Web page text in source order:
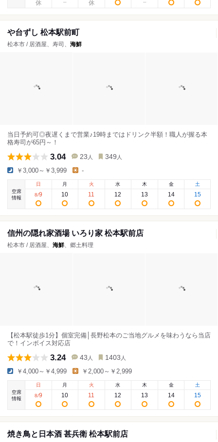
や台ずし 松本駅前町
松本市 / 居酒屋、寿司、 海鮮
当日予約可◎夜遅くまで営業♪19時まではドリンク半額！職人が握る本
格寿司が65円～！
3.04 23 人 349 人
￥3,000～￥3,999 -
空席
情報
日
8/9
月
10
火
11
水
12
木
13
金
14
土
15
信州の隠れ家酒場 いろり家 松本駅前店
松本市 / 居酒屋、 海鮮、郷土料理
【松本駅徒歩1分】個室完備│長野松本のご当地グルメを味わうなら当店
で！インボイス対応店
3.24 43 人 1403 人
￥4,000～￥4,999 ￥2,000～￥2,999
空席
情報
日
8/9
月
10
火
11
水
12
木
13
金
14
土
15
焼き鳥と日本酒 甚兵衛 松本駅前店